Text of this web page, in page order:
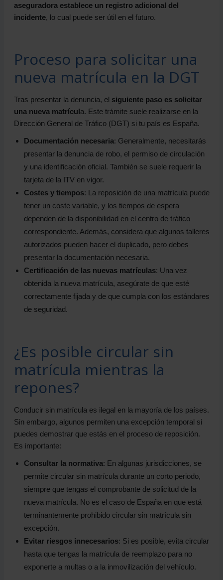
aseguradora establece un registro adicional del
incidente, lo cual puede ser útil en el futuro.
Proceso para solicitar una
nueva matrícula en la DGT
Tras presentar la denuncia, el siguiente paso es solicitar
una nueva matrícula. Este trámite suele realizarse en la
Dirección General de Tráfico (DGT) si tu país es España.
Documentación necesaria: Generalmente, necesitarás
presentar la denuncia de robo, el permiso de circulación
y una identificación oficial. También se suele requerir la
tarjeta de la ITV en vigor.
Costes y tiempos: La reposición de una matrícula puede
tener un coste variable, y los tiempos de espera
dependen de la disponibilidad en el centro de tráfico
correspondiente. Además, considera que algunos talleres
autorizados pueden hacer el duplicado, pero debes
presentar la documentación necesaria.
Certificación de las nuevas matrículas: Una vez
obtenida la nueva matrícula, asegúrate de que esté
correctamente fijada y de que cumpla con los estándares
de seguridad.
¿Es posible circular sin
matrícula mientras la
repones?
Conducir sin matrícula es ilegal en la mayoría de los países.
Sin embargo, algunos permiten una excepción temporal si
puedes demostrar que estás en el proceso de reposición.
Es importante:
Consultar la normativa: En algunas jurisdicciones, se
permite circular sin matrícula durante un corto periodo,
siempre que tengas el comprobante de solicitud de la
nueva matrícula. No es el caso de España en que está
terminantemente prohibido circular sin matrícula sin
excepción.
Evitar riesgos innecesarios: Si es posible, evita circular
hasta que tengas la matrícula de reemplazo para no
exponerte a multas o a la inmovilización del vehículo.